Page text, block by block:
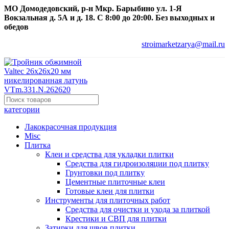
МО Домодедовский, р-н Мкр. Барыбино ул. 1-Я
Вокзальная д. 5А и д. 18. С 8:00 до 20:00. Без выходных и
обедов
stroimarketzarya@mail.ru
категории
Лакокрасочная продукция
Misc
Плитка
Клеи и средства для укладки плитки
Средства для гидроизоляции под плитку
Грунтовки под плитку
Цементные плиточные клеи
Готовые клеи для плитки
Инструменты для плиточных работ
Средства для очистки и ухода за плиткой
Крестики и СВП для плитки